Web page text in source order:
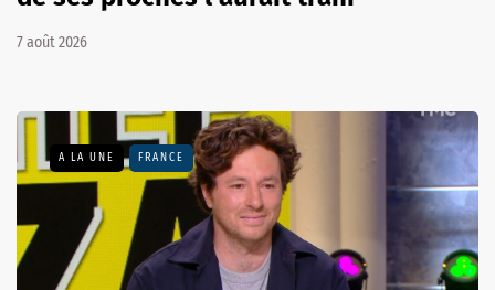
7 août 2026
A LA UNE FRANCE